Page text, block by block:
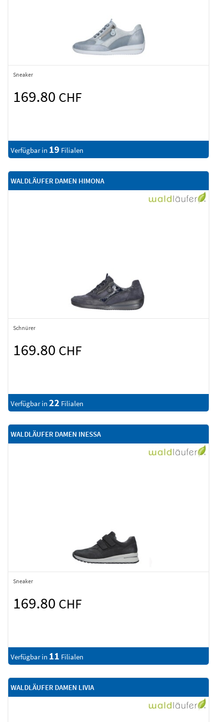
Sneaker
169.80 CHF
Verfügbar in 19 Filialen
WALDLÄUFER DAMEN HIMONA
Schnürer
169.80 CHF
Verfügbar in 22 Filialen
WALDLÄUFER DAMEN INESSA
Sneaker
169.80 CHF
Verfügbar in 11 Filialen
WALDLÄUFER DAMEN LIVIA